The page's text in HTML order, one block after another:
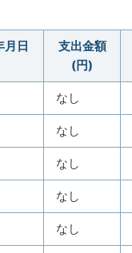
月日
支出金額
(円)
なし
なし
なし
なし
なし